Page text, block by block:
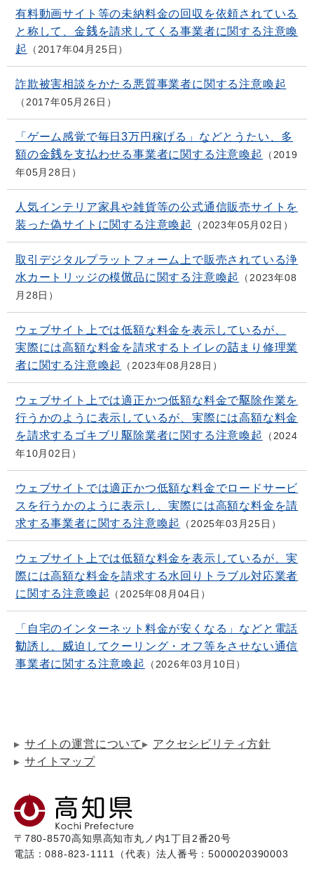
有料動画サイト等の未納料金の回収を依頼されている
と称して、金銭を請求してくる事業者に関する注意喚
起
2017年04月25日
詐欺被害相談をかたる悪質事業者に関する注意喚起
2017年05月26日
「ゲーム感覚で毎日3万円稼げる」などとうたい、多
額の金銭を支払わせる事業者に関する注意喚起
2019
年05月28日
人気インテリア家具や雑貨等の公式通信販売サイトを
装った偽サイトに関する注意喚起
2023年05月02日
取引デジタルプラットフォーム上で販売されている浄
水カートリッジの模倣品に関する注意喚起
2023年08
月28日
ウェブサイト上では低額な料金を表示しているが、
実際には高額な料金を請求するトイレの詰まり修理業
者に関する注意喚起
2023年08月28日
ウェブサイト上では適正かつ低額な料金で駆除作業を
行うかのように表示しているが、実際には高額な料金
を請求するゴキブリ駆除業者に関する注意喚起
2024
年10月02日
ウェブサイトでは適正かつ低額な料金でロードサービ
スを行うかのように表示し、実際には高額な料金を請
求する事業者に関する注意喚起
2025年03月25日
ウェブサイト上では低額な料金を表示しているが、実
際には高額な料金を請求する水回りトラブル対応業者
に関する注意喚起
2025年08月04日
「自宅のインターネット料金が安くなる」などと電話
勧誘し、威迫してクーリング・オフ等をさせない通信
事業者に関する注意喚起
2026年03月10日
サイトの運営について
アクセシビリティ方針
サイトマップ
〒780-8570高知県高知市丸ノ内1丁目2番20号
電話：088-823-1111（代表）法人番号：5000020390003